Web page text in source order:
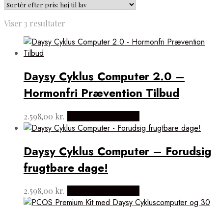
Viser 3 resultater
pris:
lav
Daysy Cyklus Computer 2.0 –
Hormonfri Prævention Tilbud
2.598,00 kr.
Daysy Cyklus Computer – Forudsig
frugtbare dage!
2.598,00 kr.